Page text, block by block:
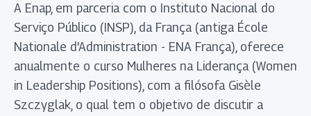
A Enap, em parceria com o Instituto Nacional do
Serviço Público (INSP), da França (antiga École
Nationale d'Administration - ENA França), oferece
anualmente o curso Mulheres na Liderança (Women
in Leadership Positions), com a filósofa Gisèle
Szczyglak, o qual tem o objetivo de discutir a